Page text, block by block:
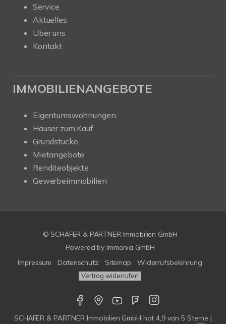
Service
Aktuelles
Über uns
Kontakt
IMMOBILIENANGEBOTE
Eigentumswohnungen
Häuser zum Kauf
Grundstücke
Mietangebote
Renditeobjekte
Gewerbeimmobilien
© SCHÄFER & PARTNER Immobilien GmbH
Powered by Immonia GmbH
Impressum
Datenschutz Sitemap Widerrufsbelehrung
Vertrag widerrufen
SCHÄFER & PARTNER Immobilien GmbH hat4,9von5 Sterne |